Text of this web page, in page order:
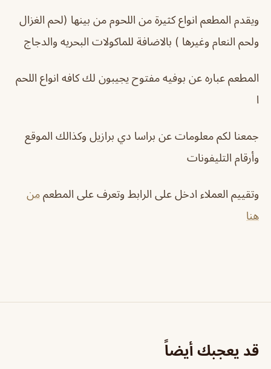
ويقدم المطعم انواع كثيرة من اللحوم من بينها (لحم الغزال
ولحم النعام وغيرها ) بالاضافة للماكولات البحريه والدجاج
المطعم عباره عن بوفيه مفتوح يجيبون لك كافه انواع اللحم
ا
جمعنا لكم معلومات عن براسا دي برازيل وكذالك الموقع
وأرقام التليفونات
وتقييم العملاء ادخل على الرابط وتعرف على المطعم من
هنا
قد يعجبك أيضاً